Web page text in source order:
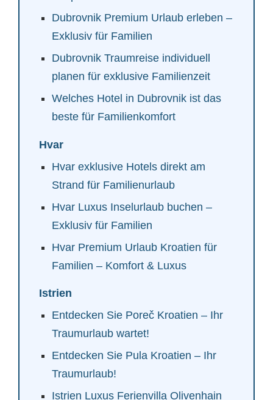
Dubrovnik Premium Urlaub erleben –
Exklusiv für Familien
Dubrovnik Traumreise individuell
planen für exklusive Familienzeit
Welches Hotel in Dubrovnik ist das
beste für Familienkomfort
Hvar
Hvar exklusive Hotels direkt am
Strand für Familienurlaub
Hvar Luxus Inselurlaub buchen –
Exklusiv für Familien
Hvar Premium Urlaub Kroatien für
Familien – Komfort & Luxus
Istrien
Entdecken Sie Poreč Kroatien – Ihr
Traumurlaub wartet!
Entdecken Sie Pula Kroatien – Ihr
Traumurlaub!
Istrien Luxus Ferienvilla Olivenhain